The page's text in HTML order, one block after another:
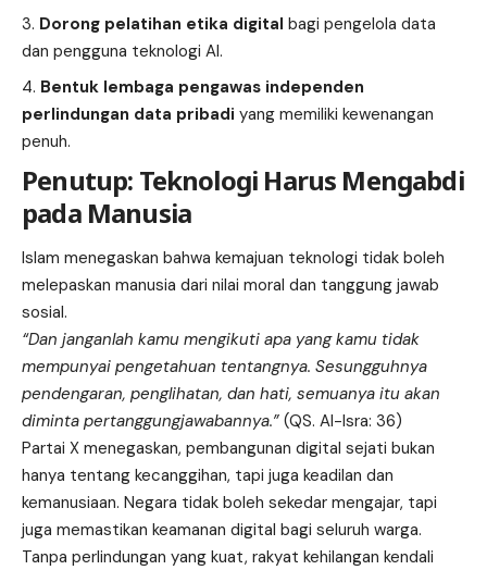
Dorong pelatihan etika digital bagi pengelola data
dan pengguna teknologi AI.
Bentuk lembaga pengawas independen
perlindungan data pribadi yang memiliki kewenangan
penuh.
Penutup: Teknologi Harus Mengabdi
pada Manusia
Islam menegaskan bahwa kemajuan teknologi tidak boleh
melepaskan manusia dari nilai moral dan tanggung jawab
sosial.
“Dan janganlah kamu mengikuti apa yang kamu tidak
mempunyai pengetahuan tentangnya. Sesungguhnya
pendengaran, penglihatan, dan hati, semuanya itu akan
diminta pertanggungjawabannya.” (QS. Al-Isra: 36)
Partai X menegaskan, pembangunan digital sejati bukan
hanya tentang kecanggihan, tapi juga keadilan dan
kemanusiaan. Negara tidak boleh sekedar mengajar, tapi
juga memastikan keamanan digital bagi seluruh warga.
Tanpa perlindungan yang kuat, rakyat kehilangan kendali